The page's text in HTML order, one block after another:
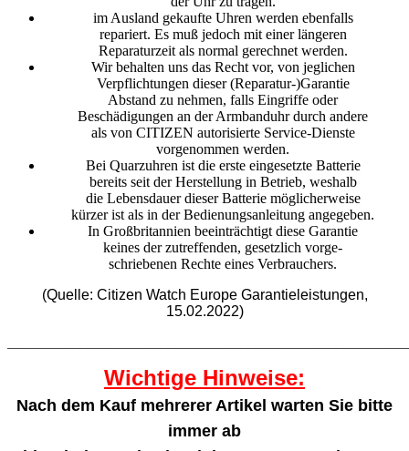
im Ausland gekaufte Uhren werden ebenfalls
repariert. Es muß jedoch mit einer längeren
Reparaturzeit als normal gerechnet werden.
Wir behalten uns das Recht vor, von jeglichen
Verpflichtungen dieser (Reparatur-)Garantie
Abstand zu nehmen, falls Eingriffe oder
Beschädigungen an der Armbanduhr durch andere
als von CITIZEN autorisierte Service-Dienste
vorgenommen werden.
Bei Quarzuhren ist die erste eingesetzte Batterie
bereits seit der Herstellung in Betrieb, weshalb
die Lebensdauer dieser Batterie möglicherweise
kürzer ist als in der Bedienungsanleitung angegeben.
In Großbritannien beeinträchtigt diese Garantie
keines der zutreffenden, gesetzlich vorge-
schriebenen Rechte eines Verbrauchers.
(Quelle: Citizen Watch Europe Garantieleistungen,
15.02.2022)
Wichtige Hinweise:
Nach dem Kauf mehrerer Artikel warten Sie bitte
immer ab